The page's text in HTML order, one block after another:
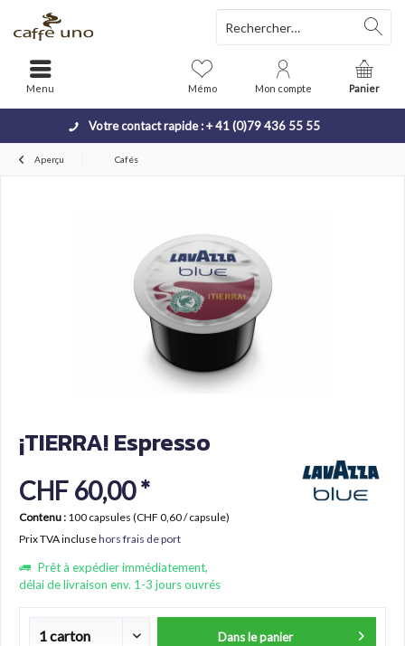
Votre contact rapide : + 41 (0)79 436 55 55
Panier
Mémo Mon compte
Menu
Aperçu Cafés
¡TIERRA! Espresso
CHF 60,00 *
Contenu : 100 capsules (CHF 0,60 / capsule)
Prix TVA inclusehors frais de port
Prêt à expédier immédiatement,
délai de livraison env. 1-3 jours ouvrés
Dans le panier